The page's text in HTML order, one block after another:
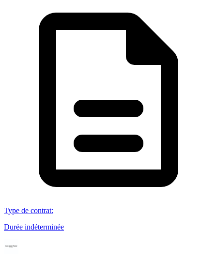
Type de contrat:
Durée indéterminée